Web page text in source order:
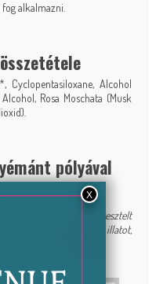
alkalmazni.
Alcohol
Rosa Moschata (Musk
pólyával
tesztelt. Nem tesztelt
paraben, dyes-t vagy illatot,